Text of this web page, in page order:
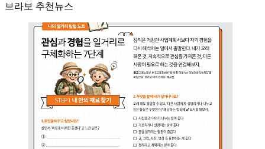
브라보 추천뉴스